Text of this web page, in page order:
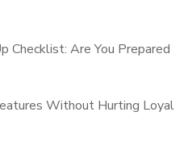
Checklist: Are You Prepared
Without Hurting Loyal